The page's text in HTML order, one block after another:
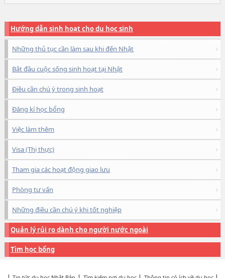
Hướng dẫn sinh hoạt cho du học sinh
Những thủ tục cần làm sau khi đến Nhật
Bắt đầu cuộc sống sinh hoạt tại Nhật
Điều cần chú ý trong sinh hoạt
Đăng kí học bổng
Việc làm thêm
Visa (Thị thực)
Tham gia các hoạt động giao lưu
Phòng tư vấn
Những điều cần chú ý khi tốt nghiệp
Quản lý rủi ro dành cho người nước ngoài
Tìm học bổng